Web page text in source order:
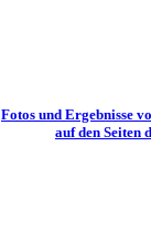
Fotos und Ergebnisse
auf den Seiten